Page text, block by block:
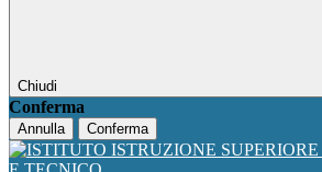
Chiudi
Conferma
Annulla Conferma